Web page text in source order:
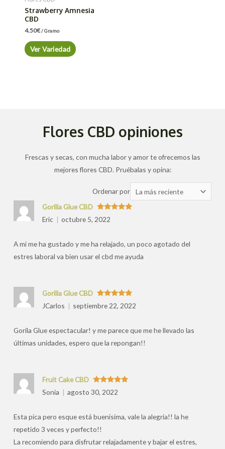
Strawberry Amnesia
CBD
4.50€/ Gramo
Ver Variedad
Flores CBD opiniones
Frescas y secas, con mucha labor y amor te ofrecemos las
mejores flores CBD. Pruébalas y opina:
Ordenar por Ordenar
las
Valorado
con
Gorilla Glue CBD
Eric
octubre 5, 2022
A mi me ha gustado y me ha relajado, un poco agotado del
estres laboral va bien usar el cbd me ayuda
Valorado
con5de 5
Gorilla Glue CBD
JCarlos
septiembre 22, 2022
Gorila Glue espectacular! y me parece que me he llevado las
últimas unidades, espero que la repongan!!
Valorado
con5de 5
Fruit Cake CBD
Sonia
agosto 30, 2022
Esta pica pero esque está buenisima, vale la alegria!! la he
repetido 3 veces y perfecto!!
La recomiendo para disfrutar relajadamente y bajar el estres,